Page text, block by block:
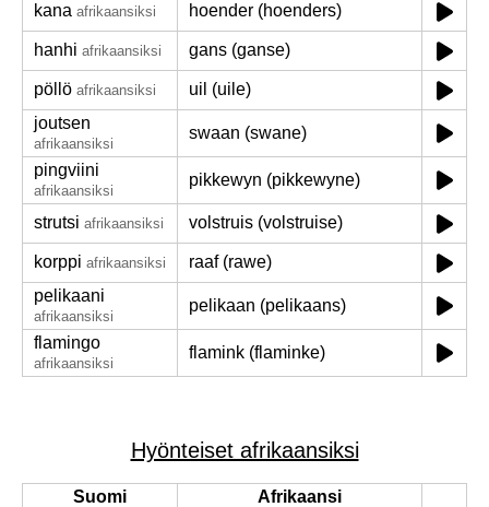
kana afrikaansiksi hoender (hoenders)
hanhi afrikaansiksi gans (ganse)
pöllö afrikaansiksi
uil (uile)
joutsen
afrikaansiksi
swaan (swane)
pingviini
afrikaansiksi
pikkewyn (pikkewyne)
strutsi afrikaansiksi volstruis (volstruise)
korppi afrikaansiksi
raaf (rawe)
pelikaani
afrikaansiksi
pelikaan (pelikaans)
flamingo
afrikaansiksi
flamink (flaminke)
Hyönteiset afrikaansiksi
Suomi
Afrikaansi